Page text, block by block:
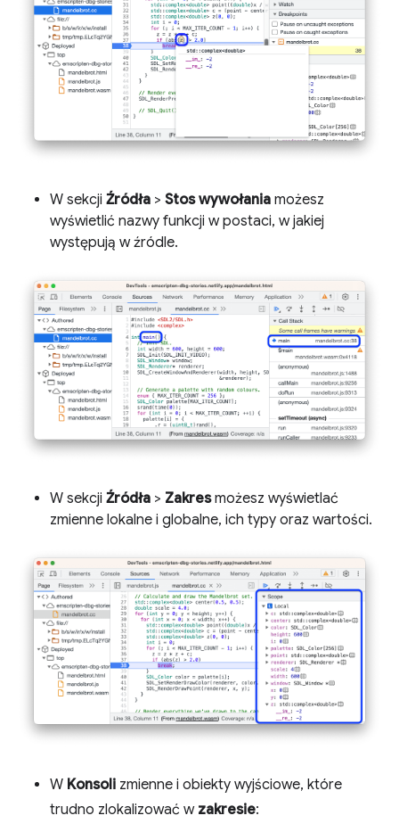
W sekcji Źródła > Stos wywołania możesz
wyświetlić nazwy funkcji w postaci, w jakiej
występują w źródle.
W sekcji Źródła > Zakresmożesz wyświetlać
zmienne lokalne i globalne, ich typy oraz wartości.
W Konsoli zmienne i obiekty wyjściowe, które
trudno zlokalizować w zakresie: